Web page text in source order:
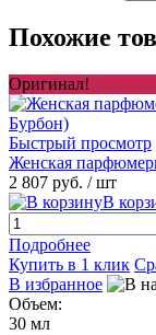
Похожие
Оригинал!
Быстрый просмотр
Женская
2 807 руб. / шт
В
Подробнее
Купить в 1 клик
В избранное
Объем:
30 мл